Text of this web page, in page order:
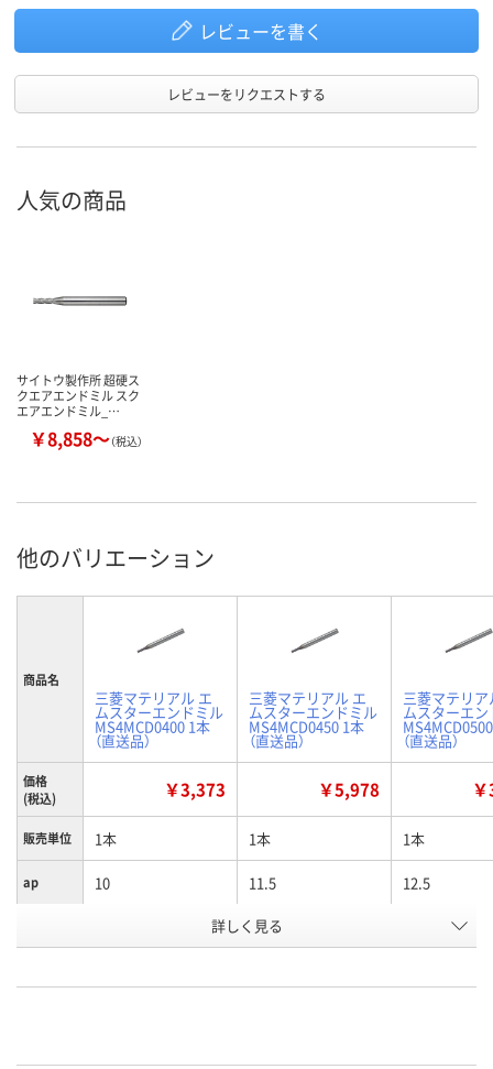
レビューを書く
レビューをリクエストする
人気の商品
サイトウ製作所 超硬ス
クエアエンドミル スク
エアエンドミル_…
￥8,858～（税込）
他のバリエーション
商品名
三菱マテリアル エ
ムスターエンドミル
MS4MCD0400 1本
（直送品）
三菱マテリアル エ
ムスターエンドミル
MS4MCD0450 1本
（直送品）
三菱マテリア
ムスターエ
（直送品）
価格
(税込)
￥3,373 ￥5,978
販売単位 1本 1本 1本
ap 10 11.5 12.5
4.5
号
詳しく見る